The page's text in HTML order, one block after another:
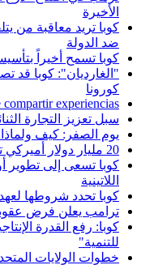
الأخيرة
كوبا تريد معاقبة من
ضد الدولة
كوبا تسمح أخيراً
"الغارديان": كوبا قد
كورونا
experiencias
سبل تعزيز التجارة
يوم الصفر: كيف
20 مليار دولار أميركي تكلفة العقوبات ضدّ كوبا
كوبا تسعى إلى تطوير
اللاتينية
كوبا تحدد شروطها
ترامب يعلن فرض
كوبا: رفع القدرة
للتنمية"
خطوات الولايات